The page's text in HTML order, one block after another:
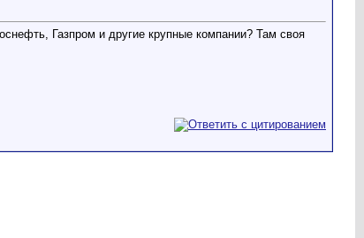
Газпром и другие крупные компании? Там своя